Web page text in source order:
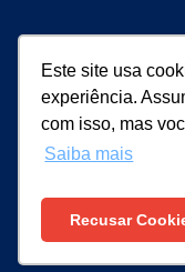
Este site usa
experiência.
com isso, mas
Saiba mais
Recusar